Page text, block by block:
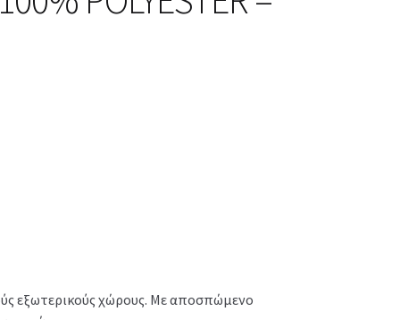
εξωτερικούς χώρους. Με αποσπώμενο